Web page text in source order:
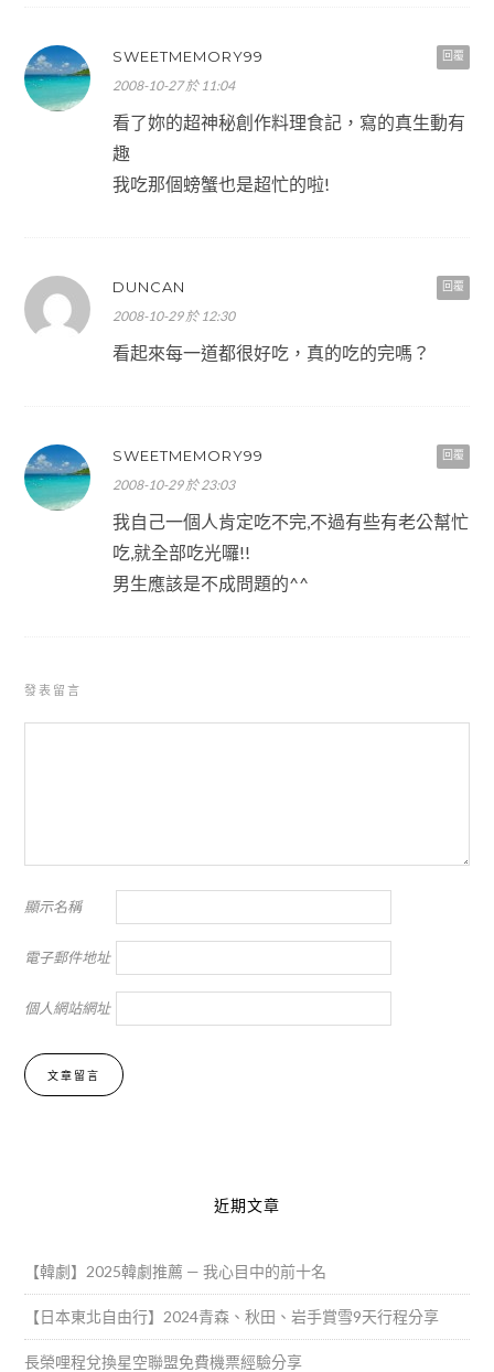
回覆
SWEETMEMORY99
2008-10-27 於 11:04
看了妳的超神秘創作料理食記，寫的真生動有
趣
我吃那個螃蟹也是超忙的啦!
回覆
DUNCAN
2008-10-29 於 12:30
看起來每一道都很好吃，真的吃的完嗎？
回覆
SWEETMEMORY99
2008-10-29 於 23:03
我自己一個人肯定吃不完,不過有些有老公幫忙
吃,就全部吃光囉!!
男生應該是不成問題的^^
發表留言
顯示名稱
電子郵件地址
個人網站網址
近期文章
【韓劇】2025韓劇推薦 — 我心目中的前十名
【日本東北自由行】2024青森、秋田、岩手賞雪9天行程分享
長榮哩程兌換星空聯盟免費機票經驗分享